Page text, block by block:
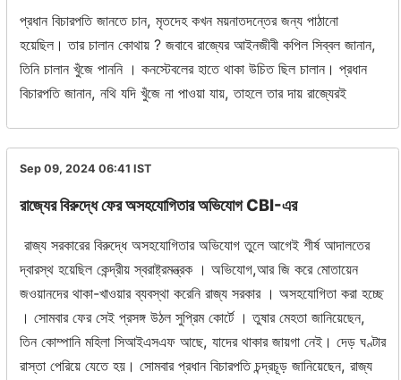
প্রধান বিচারপতি জানতে চান, মৃতদেহ কখন ময়নাতদন্তের জন্য পাঠানো
হয়েছিল। তার চালান কোথায় ? জবাবে রাজ্যের আইনজীবী কপিল সিব্বল জানান,
তিনি চালান খুঁজে পাননি । কনস্টেবলের হাতে থাকা উচিত ছিল চালান। প্রধান
বিচারপতি জানান, নথি যদি খুঁজে না পাওয়া যায়, তাহলে তার দায় রাজ্যেরই
Sep 09, 2024 06:41 IST
রাজ্যের বিরুদ্ধে ফের অসহযোগিতার অভিযোগ CBI-এর
রাজ্য সরকারের বিরুদ্ধে অসহযোগিতার অভিযোগ তুলে আগেই শীর্ষ আদালতের
দ্বারস্থ হয়েছিল কেন্দ্রীয় স্বরাষ্ট্রমন্ত্রক । অভিযোগ,আর জি করে মোতায়েন
জওয়ানদের থাকা-খাওয়ার ব্যবস্থা করেনি রাজ্য সরকার । অসহযোগিতা করা হচ্ছে
। সোমবার ফের সেই প্রসঙ্গ উঠল সুপ্রিম কোর্টে । তুষার মেহতা জানিয়েছেন,
তিন কোম্পানি মহিলা সিআইএসএফ আছে, যাদের থাকার জায়গা নেই। দেড় ঘণ্টার
রাস্তা পেরিয়ে যেতে হয়। সোমবার প্রধান বিচারপতি চন্দ্রচূড় জানিয়েছেন, রাজ্য